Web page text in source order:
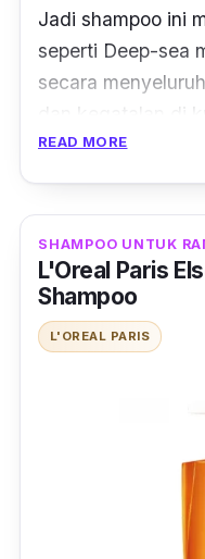
Jadi shampoo ini
seperti Deep-sea
secara
dan kegatalan di
sepanjang hari.
Bukan tu je,
dapat diatasi
Apa yang best
Men Cool
Cooling Mint
kesegaran pada
READ MORE
SHAMPOO UNTUK
L'Oreal Paris
Shampoo
L'OREAL PARIS